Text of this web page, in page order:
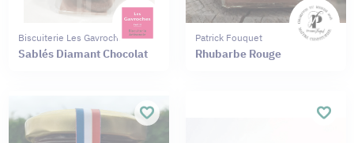
Biscuiterie Les Gavroches
Sablés Diamant Chocolat
Patrick Fouquet
Rhubarbe Rouge